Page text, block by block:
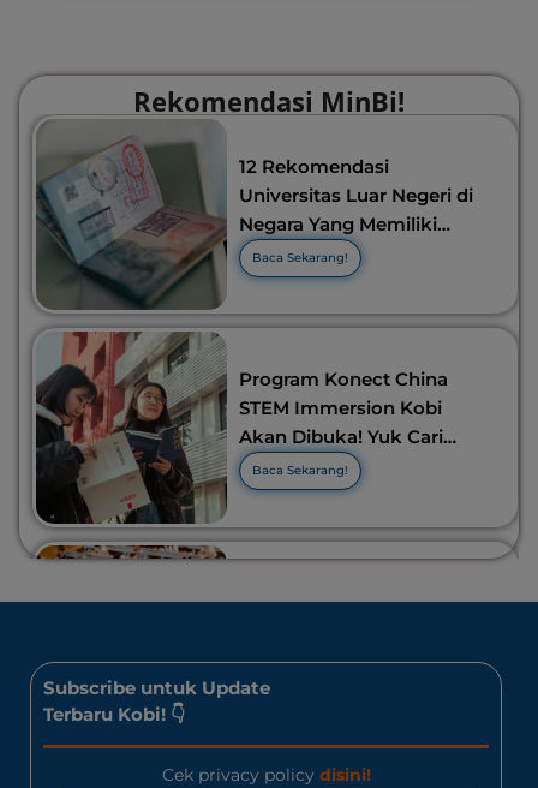
Rekomendasi MinBi!
12 Rekomendasi
Universitas Luar Negeri di
Negara Yang Memiliki
Visa Murah di 2026-2027!
Baca Sekarang!
Program Konect China
STEM Immersion Kobi
Akan Dibuka! Yuk Cari
Tahu Info Selengkapnya!
Baca Sekarang!
Jangan Kelewatan!
Baca Sekarang!
Subscribe untuk Update
Terbaru Kobi! 👇
Cek privacy policy disini!